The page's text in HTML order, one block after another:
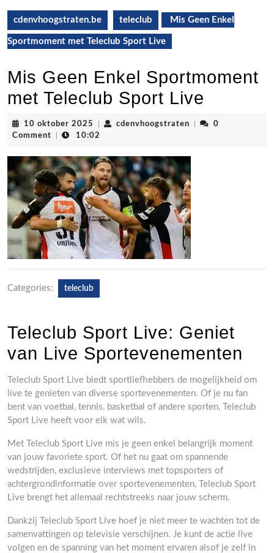
cdenvhoogstraten.be teleclub Mis Geen Enkel
Sportmoment met Teleclub Sport Live
Mis Geen Enkel Sportmoment
met Teleclub Sport Live
10 oktober 2025 10
oktober
cdenvhoogstraten cdenvhoogstraten
0
Comment
10:02
Categories: teleclub
Teleclub Sport Live: Geniet
van Live Sportevenementen
Teleclub Sport Live biedt sportliefhebbers de mogelijkheid om
live te genieten van diverse sportevenementen. Of je nu fan
bent van voetbal, tennis, basketbal of andere sporten, Teleclub
Sport Live heeft voor elk wat wils.
Met Teleclub Sport Live mis je geen enkel belangrijk moment
van jouw favoriete sport. Of het nu gaat om spannende
wedstrijden, exclusieve interviews met topsporters of
achtergrondinformatie over sportevenementen, Teleclub Sport
Live brengt het allemaal rechtstreeks naar jouw scherm.
Dankzij Teleclub Sport Live hoef je niet meer te wachten tot de
samenvattingen op televisie verschijnen. Je kunt de actie live
volgen en de spanning van het moment ervaren alsof je zelf in